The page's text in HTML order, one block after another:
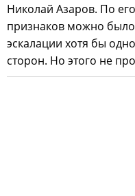
Николай Азаров. По
признаков можно
эскалации хотя бы
сторон. Но этого не